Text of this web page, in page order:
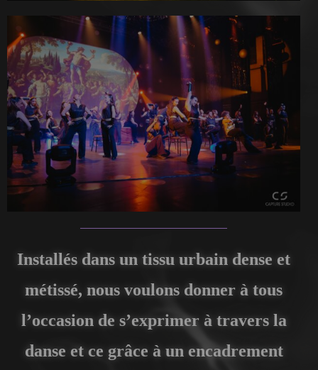
Installés dans un tissu urbain dense et
métissé, nous voulons donner à tous
l’occasion de s’exprimer à travers la
danse et ce grâce à un encadrement